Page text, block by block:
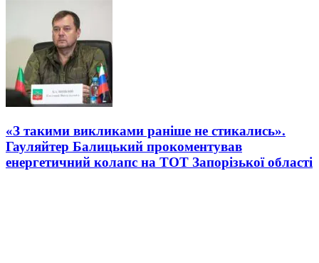
«З такими викликами раніше не стикались».
Гауляйтер Балицький прокоментував
енергетичний колапс на ТОТ Запорізької області